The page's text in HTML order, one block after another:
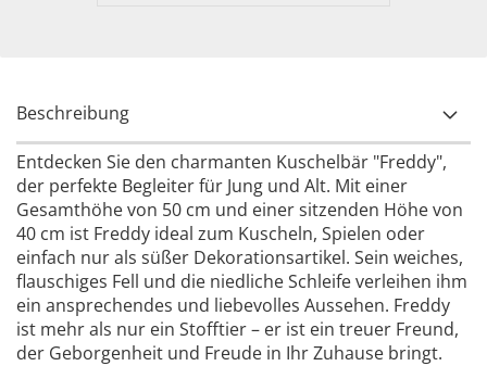
Beschreibung
Entdecken Sie den charmanten Kuschelbär "Freddy",
der perfekte Begleiter für Jung und Alt. Mit einer
Gesamthöhe von 50 cm und einer sitzenden Höhe von
40 cm ist Freddy ideal zum Kuscheln, Spielen oder
einfach nur als süßer Dekorationsartikel. Sein weiches,
flauschiges Fell und die niedliche Schleife verleihen ihm
ein ansprechendes und liebevolles Aussehen. Freddy
ist mehr als nur ein Stofftier – er ist ein treuer Freund,
der Geborgenheit und Freude in Ihr Zuhause bringt.